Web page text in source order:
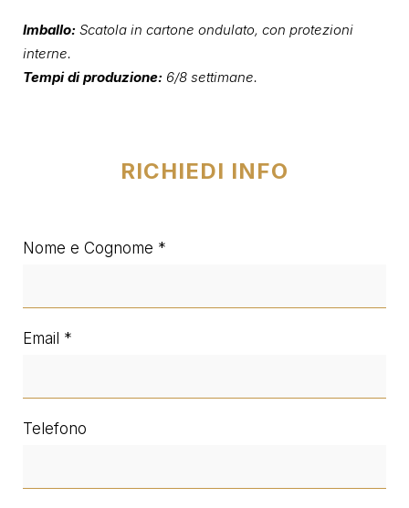
Imballo: Scatola in cartone ondulato, con protezioni
interne.
Tempi di produzione: 6/8 settimane.
RICHIEDI INFO
Nome e Cognome
Email
Telefono